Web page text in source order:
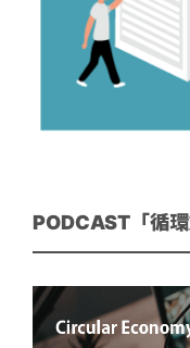
PODCAST「循